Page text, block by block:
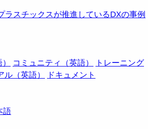
ラスチックスが推進しているDXの事例
コミュニティ（英語）
トレーニング
（英語）
ドキュメント
語